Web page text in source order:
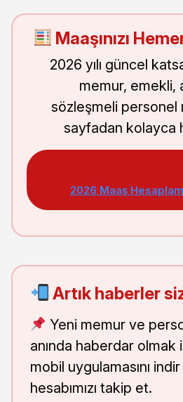
Maaşınızı
2026 yılı güncel
memur, emekli,
sözleşmeli personel
sayfadan kolayca
2026 Maaş
Artık haberler
Yeni memur ve
anında haberdar olmak
mobil uygulamasını
hesabımızı takip et.